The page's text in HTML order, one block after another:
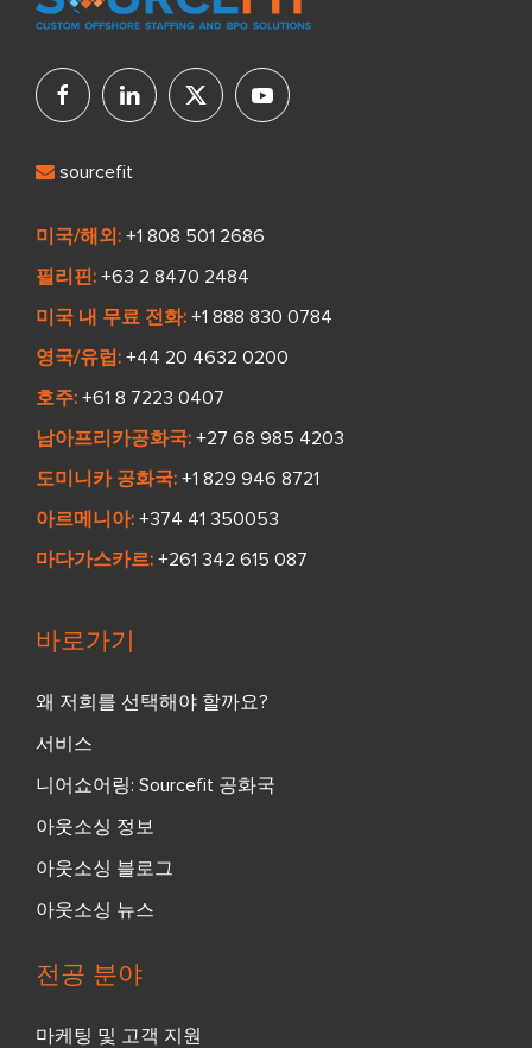
sourcefit
미국/해외: +1 808 501 2686
필리핀: +63 2 8470 2484
미국 내 무료 전화: +1 888 830 0784
영국/유럽: +44 20 4632 0200
호주: +61 8 7223 0407
남아프리카공화국: +27 68 985 4203
도미니카 공화국: +1 829 946 8721
아르메니아: +374 41 350053
마다가스카르: +261 342 615 087
바로가기
왜 저희를 선택해야 할까요?
서비스
니어쇼어링: Sourcefit 공화국
아웃소싱 정보
아웃소싱 블로그
아웃소싱 뉴스
전공 분야
마케팅 및 고객 지원